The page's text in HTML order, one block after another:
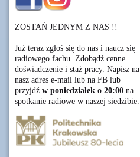
ZOSTAŃ JEDNYM Z NAS !!
Już teraz zgłoś się do nas i naucz się
radiowego fachu. Zdobądź cenne
doświadczenie i staż pracy. Napisz na
nasz adres e-mail lub na FB lub
przyjdź w poniedziałek o 20:00 na
spotkanie radiowe w naszej siedzibie.